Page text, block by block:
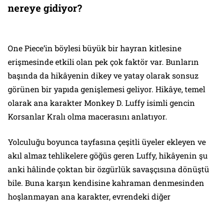
nereye gidiyor?
One Piece’in böylesi büyük bir hayran kitlesine
erişmesinde etkili olan pek çok faktör var. Bunların
başında da hikâyenin dikey ve yatay olarak sonsuz
görünen bir yapıda genişlemesi geliyor. Hikâye, temel
olarak ana karakter Monkey D. Luffy isimli gencin
Korsanlar Kralı olma macerasını anlatıyor.
Yolculuğu boyunca tayfasına çeşitli üyeler ekleyen ve
akıl almaz tehlikelere göğüs geren Luffy, hikâyenin şu
anki hâlinde çoktan bir özgürlük savaşçısına dönüştü
bile. Buna karşın kendisine kahraman denmesinden
hoşlanmayan ana karakter, evrendeki diğer